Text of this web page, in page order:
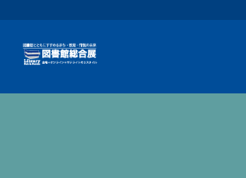
ー
用
メ